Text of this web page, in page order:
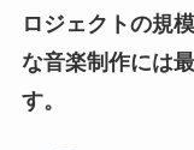
ロジェクトの規
な音楽制作には
す。